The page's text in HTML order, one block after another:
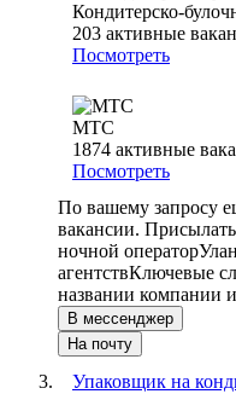
Кондитерско-
203 активные
Посмотреть
МТС
1874 активные
Посмотреть
По вашему запросу
вакансии.
ночной оператор
агентствКлючевые
названии компании
В мессенджер
На почту
Упаковщик на